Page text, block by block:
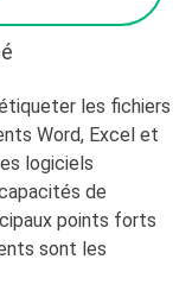
les fichiers
Word, Excel et
logiciels
de
points forts
sont les